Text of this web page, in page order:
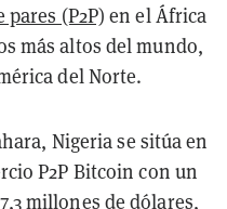
(P2P) en el África
más altos del mundo,
del Norte.
Nigeria se sitúa en
P2P Bitcoin con un
millones de dólares,